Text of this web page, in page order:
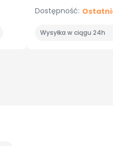
Dostępność:
Wysyłka w ciągu 24h